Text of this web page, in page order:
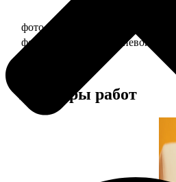
фото 20х30 в деревянной рамке
фото 20х30 в алюминиевой рамке
Примеры работ